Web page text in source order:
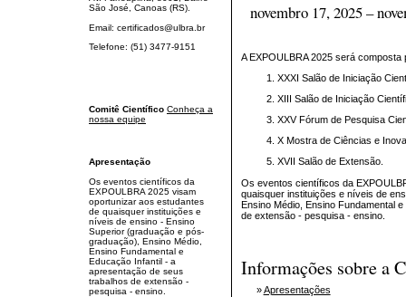
São José, Canoas (RS).
Email: certificados@ulbra.br
Telefone: (51) 3477-9151
Comitê Científico Conheça a
nossa equipe
Apresentação
Os eventos científicos da
EXPOULBRA 2025 visam
oportunizar aos estudantes
de quaisquer instituições e
níveis de ensino - Ensino
Superior (graduação e pós-
graduação), Ensino Médio,
Ensino Fundamental e
Educação Infantil - a
apresentação de seus
trabalhos de extensão -
pesquisa - ensino.
novembro 17, 2025 –
A EXPOULBRA 2025 será
XXXI Salão de Iniciação
XIII Salão de Iniciação
XXV Fórum de Pesquisa
X Mostra de Ciências e
XVII Salão de Extensão.
Os eventos científicos da
quaisquer instituições e níveis de
Ensino Médio, Ensino Fundamental
de extensão - pesquisa - ensino.
Informações sobre a
»Apresentações